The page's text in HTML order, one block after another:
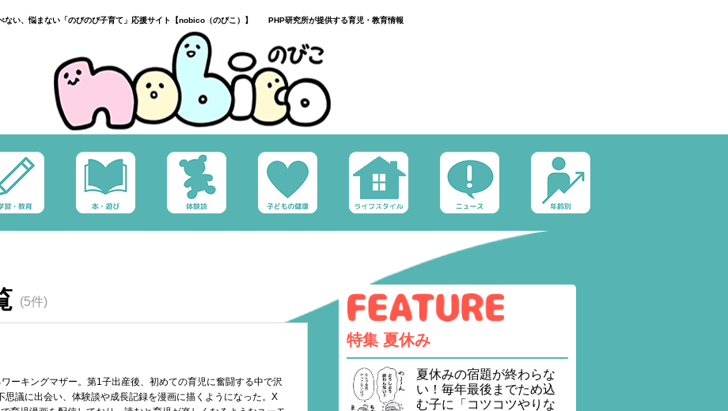
ない、悩まない「のびのび子育て」応援サイト【nobico（のびこ）】 PHP研究所が提供する育児・教育情報
(5件)
ーキングマザー。第1子出産後、初めての育児に奮闘する中で沢
思議に出会い、体験談や成長記録を漫画に描くようになった。X
特集 夏休み
夏休みの宿題が終わらな
い！毎年最後までため込
む子に「コツコツやりな